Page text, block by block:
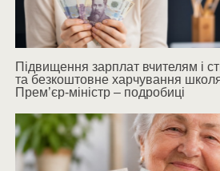
Підвищення зарплат вчителям і
та безкоштовне харчування
Прем’єр-міністр – подробиці